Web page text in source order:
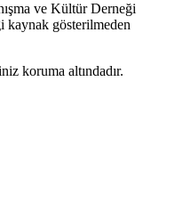
ve Kültür Derneği
kaynak gösterilmeden
koruma altındadır.